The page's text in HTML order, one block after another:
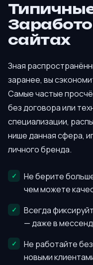
сайтах
Зная
заранее, вы
Самые частые
без договора или
специализации,
нише данная сфера,
личного бренда.
Не берите
чем можете
Всегда
— даже в
Не работайте
новыми